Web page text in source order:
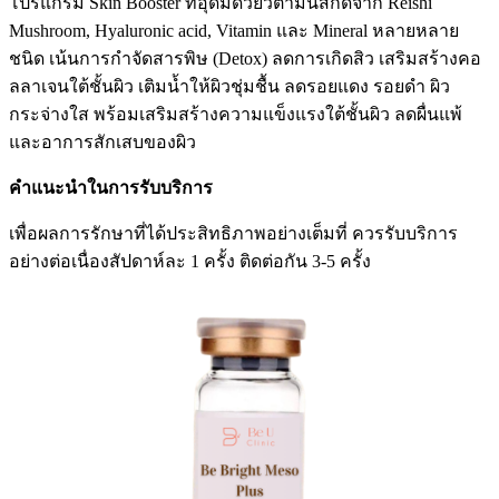
Mushroom, Hyaluronic acid, Vitamin และ Mineral หลายหลาย
ชนิด เน้นการกำจัดสารพิษ (Detox) ลดการเกิดสิว เสริมสร้างคอ
ลลาเจนใต้ชั้นผิว เติมน้ำให้ผิวชุ่มชื้น ลดรอยแดง รอยดำ ผิว
กระจ่างใส พร้อมเสริมสร้างความแข็งแรงใต้ชั้นผิว ลดผื่นแพ้
และอาการสักเสบของผิว
คำแนะนำในการรับบริการ
เพื่อผลการรักษาที่ได้ประสิทธิภาพอย่างเต็มที่ ควรรับบริการ
อย่างต่อเนื่องสัปดาห์ละ 1 ครั้ง ติดต่อกัน 3-5 ครั้ง